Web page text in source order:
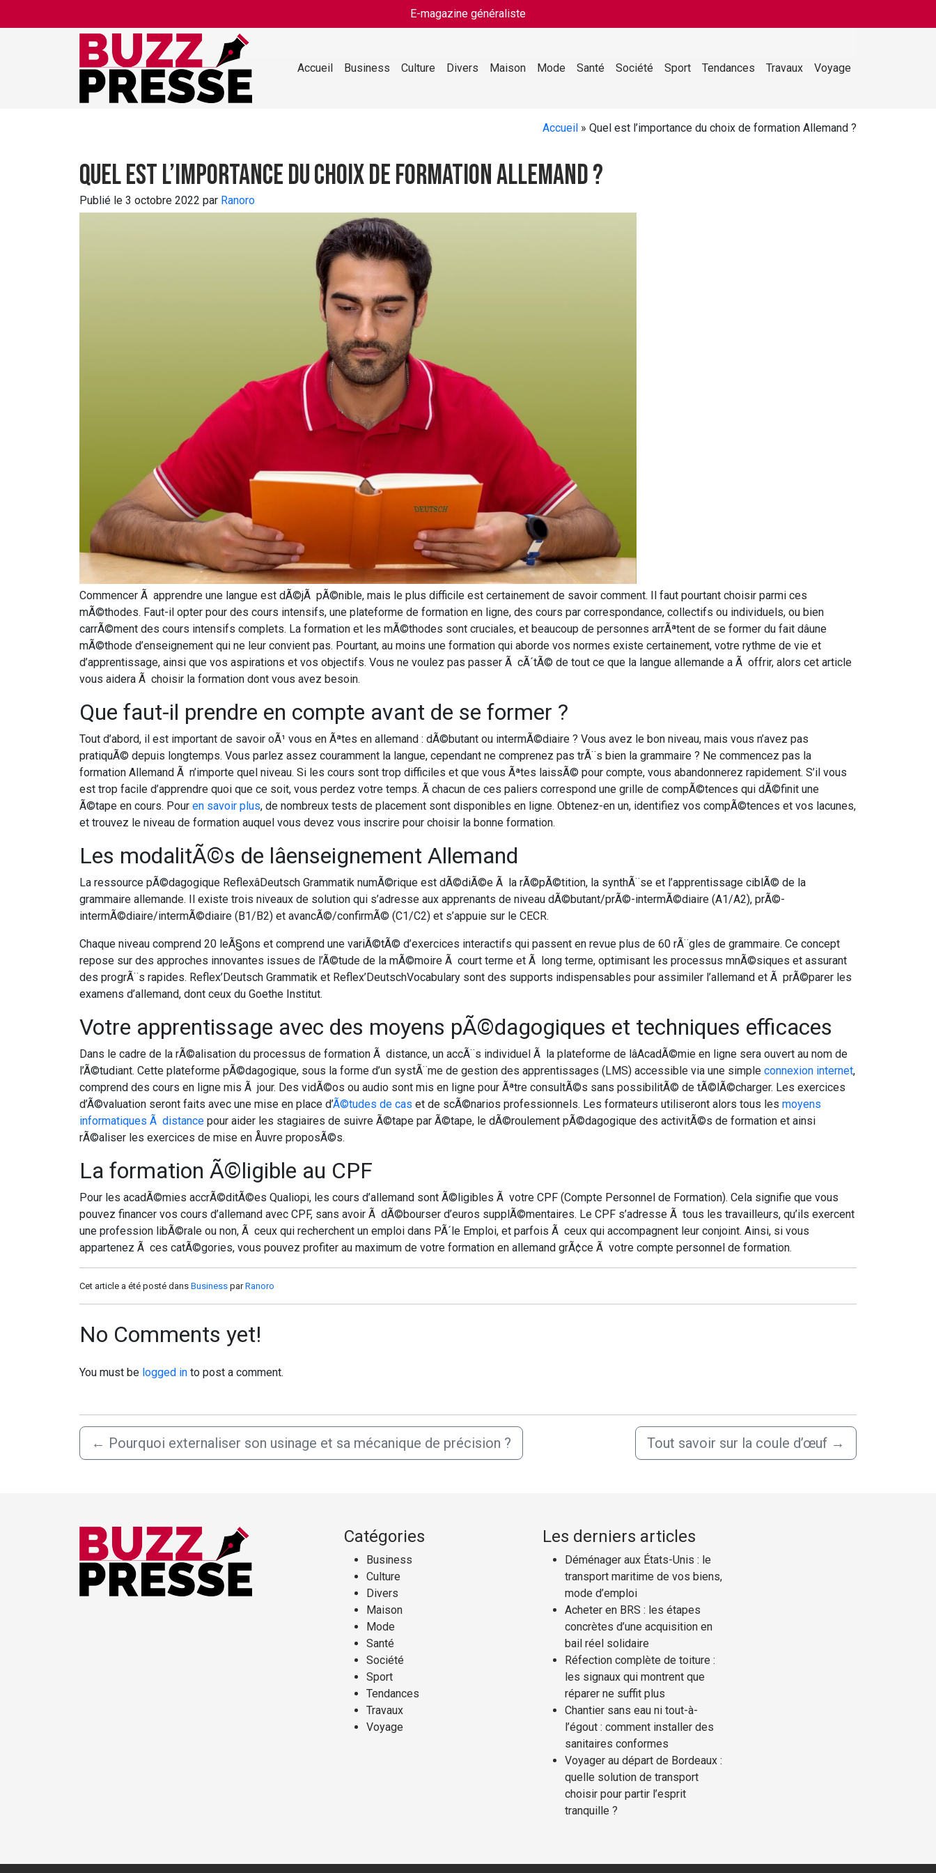
E-magazine généraliste
Accueil Business Culture Divers Maison Mode Santé Société Sport Tendances Travaux Voyage
Accueil » Quel est l’importance du choix de formation Allemand ?
Quel est l’importance du choix de formation Allemand ?
Publié le 3 octobre 2022 par Ranoro
Commencer Ã apprendre une langue est dÃ©jÃ pÃ©nible, mais le plus difficile est certainement de savoir comment. Il faut pourtant choisir parmi ces
mÃ©thodes. Faut-il opter pour des cours intensifs, une plateforme de formation en ligne, des cours par correspondance, collectifs ou individuels, ou bien
carrÃ©ment des cours intensifs complets. La formation et les mÃ©thodes sont cruciales, et beaucoup de personnes arrÃªtent de se former du fait dâune
mÃ©thode d’enseignement qui ne leur convient pas. Pourtant, au moins une formation qui aborde vos normes existe certainement, votre rythme de vie et
d’apprentissage, ainsi que vos aspirations et vos objectifs. Vous ne voulez pas passer Ã cÃ´tÃ© de tout ce que la langue allemande a Ã offrir, alors cet article
vous aidera Ã choisir la formation dont vous avez besoin.
Que faut-il prendre en compte avant de se former ?
Tout d’abord, il est important de savoir oÃ¹ vous en Ãªtes en allemand : dÃ©butant ou intermÃ©diaire ? Vous avez le bon niveau, mais vous n’avez pas
pratiquÃ© depuis longtemps. Vous parlez assez couramment la langue, cependant ne comprenez pas trÃ¨s bien la grammaire ? Ne commencez pas la
formation Allemand Ã n’importe quel niveau. Si les cours sont trop difficiles et que vous Ãªtes laissÃ© pour compte, vous abandonnerez rapidement. S’il vous
est trop facile d’apprendre quoi que ce soit, vous perdez votre temps. Ã chacun de ces paliers correspond une grille de compÃ©tences qui dÃ©finit une
Ã©tape en cours. Pour en savoir plus, de nombreux tests de placement sont disponibles en ligne. Obtenez-en un, identifiez vos compÃ©tences et vos lacunes,
et trouvez le niveau de formation auquel vous devez vous inscrire pour choisir la bonne formation.
Les modalitÃ©s de lâenseignement Allemand
La ressource pÃ©dagogique ReflexâDeutsch Grammatik numÃ©rique est dÃ©diÃ©e Ã la rÃ©pÃ©tition, la synthÃ¨se et l’apprentissage ciblÃ© de la
grammaire allemande. Il existe trois niveaux de solution qui s’adresse aux apprenants de niveau dÃ©butant/prÃ©-intermÃ©diaire (A1/A2), prÃ©-
intermÃ©diaire/intermÃ©diaire (B1/B2) et avancÃ©/confirmÃ© (C1/C2) et s’appuie sur le CECR.
Chaque niveau comprend 20 leÃ§ons et comprend une variÃ©tÃ© d’exercices interactifs qui passent en revue plus de 60 rÃ¨gles de grammaire. Ce concept
repose sur des approches innovantes issues de l’Ã©tude de la mÃ©moire Ã court terme et Ã long terme, optimisant les processus mnÃ©siques et assurant
des progrÃ¨s rapides. Reflex’Deutsch Grammatik et Reflex’DeutschVocabulary sont des supports indispensables pour assimiler l’allemand et Ã prÃ©parer les
examens d’allemand, dont ceux du Goethe Institut.
Votre apprentissage avec des moyens pÃ©dagogiques et techniques efficaces
Dans le cadre de la rÃ©alisation du processus de formation Ã distance, un accÃ¨s individuel Ã la plateforme de lâAcadÃ©mie en ligne sera ouvert au nom de
l’Ã©tudiant. Cette plateforme pÃ©dagogique, sous la forme d’un systÃ¨me de gestion des apprentissages (LMS) accessible via une simple connexion internet,
comprend des cours en ligne mis Ã jour. Des vidÃ©os ou audio sont mis en ligne pour Ãªtre consultÃ©s sans possibilitÃ© de tÃ©lÃ©charger. Les exercices
d’Ã©valuation seront faits avec une mise en place d’Ã©tudes de cas et de scÃ©narios professionnels. Les formateurs utiliseront alors tous les moyens
informatiques Ã distance pour aider les stagiaires de suivre Ã©tape par Ã©tape, le dÃ©roulement pÃ©dagogique des activitÃ©s de formation et ainsi
rÃ©aliser les exercices de mise en Åuvre proposÃ©s.
La formation Ã©ligible au CPF
Pour les acadÃ©mies accrÃ©ditÃ©es Qualiopi, les cours d’allemand sont Ã©ligibles Ã votre CPF (Compte Personnel de Formation). Cela signifie que vous
pouvez financer vos cours d’allemand avec CPF, sans avoir Ã dÃ©bourser d’euros supplÃ©mentaires. Le CPF s’adresse Ã tous les travailleurs, qu’ils exercent
une profession libÃ©rale ou non, Ã ceux qui recherchent un emploi dans PÃ´le Emploi, et parfois Ã ceux qui accompagnent leur conjoint. Ainsi, si vous
appartenez Ã ces catÃ©gories, vous pouvez profiter au maximum de votre formation en allemand grÃ¢ce Ã votre compte personnel de formation.
Cet article a été posté dans Business parRanoro
No Comments yet!
You must be logged in to post a comment.
← Pourquoi externaliser son usinage et sa mécanique de précision ? Tout savoir sur la coule d’œuf →
Catégories
Business
Culture
Divers
Maison
Mode
Santé
Société
Sport
Tendances
Travaux
Voyage
Les derniers articles
Déménager aux États-Unis : le
transport maritime de vos biens,
mode d’emploi
Acheter en BRS : les étapes
concrètes d’une acquisition en
bail réel solidaire
Réfection complète de toiture :
les signaux qui montrent que
réparer ne suffit plus
Chantier sans eau ni tout-à-
l’égout : comment installer des
sanitaires conformes
Voyager au départ de Bordeaux :
quelle solution de transport
choisir pour partir l’esprit
tranquille ?